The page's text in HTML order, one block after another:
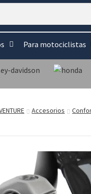
Para motociclistas
Accesorios